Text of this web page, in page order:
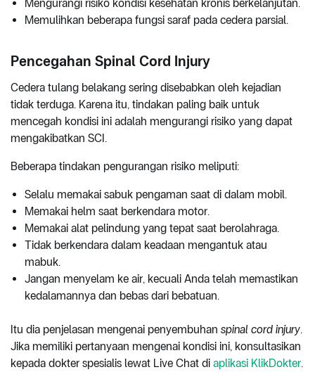
Mengurangi risiko kondisi kesehatan kronis berkelanjutan.
Memulihkan beberapa fungsi saraf pada cedera parsial.
Pencegahan Spinal Cord Injury
Cedera tulang belakang sering disebabkan oleh kejadian
tidak terduga. Karena itu, tindakan paling baik untuk
mencegah kondisi ini adalah mengurangi risiko yang dapat
mengakibatkan SCI.
Beberapa tindakan pengurangan risiko meliputi:
Selalu memakai sabuk pengaman saat di dalam mobil.
Memakai helm saat berkendara motor.
Memakai alat pelindung yang tepat saat berolahraga.
Tidak berkendara dalam keadaan mengantuk atau
mabuk.
Jangan menyelam ke air, kecuali Anda telah memastikan
kedalamannya dan bebas dari bebatuan.
Itu dia penjelasan mengenai penyembuhan spinal cord injury.
Jika memiliki pertanyaan mengenai kondisi ini, konsultasikan
kepada dokter spesialis lewat Live Chat di aplikasi KlikDokter.